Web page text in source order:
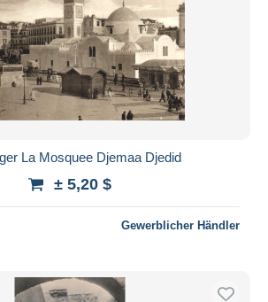
La Mosquee Djemaa Djedid
± 5,20 $
Gewerblicher Händler